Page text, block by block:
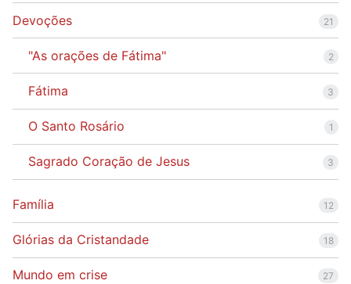
Devoções 21
"As orações de Fátima" 2
Fátima 3
O Santo Rosário 1
Sagrado Coração de Jesus 3
Família 12
Glórias da Cristandade 18
Mundo em crise 27